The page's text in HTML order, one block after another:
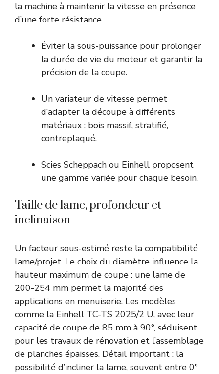
la machine à maintenir la vitesse en présence
d’une forte résistance.
Éviter la sous-puissance pour prolonger
la durée de vie du moteur et garantir la
précision de la coupe.
Un variateur de vitesse permet
d’adapter la découpe à différents
matériaux : bois massif, stratifié,
contreplaqué.
Scies Scheppach ou Einhell proposent
une gamme variée pour chaque besoin.
Taille de lame, profondeur et
inclinaison
Un facteur sous-estimé reste la compatibilité
lame/projet. Le choix du diamètre influence la
hauteur maximum de coupe : une lame de
200-254 mm permet la majorité des
applications en menuiserie. Les modèles
comme la Einhell TC-TS 2025/2 U, avec leur
capacité de coupe de 85 mm à 90°, séduisent
pour les travaux de rénovation et l’assemblage
de planches épaisses. Détail important : la
possibilité d’incliner la lame, souvent entre 0°